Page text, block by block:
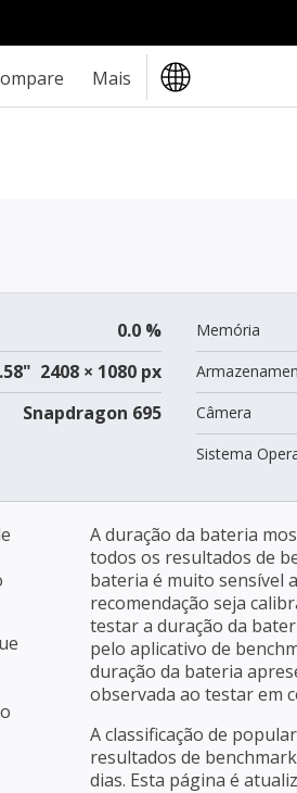
Mais
0.0 %
2408 × 1080 px
Snapdragon 695
Memória
Câmera
Sistema
A duração da bateria
todos os resultados de
bateria é muito sensível
recomendação seja
testar a duração da
pelo aplicativo de
duração da bateria
observada ao testar em
A classificação de
resultados de
dias. Esta página é